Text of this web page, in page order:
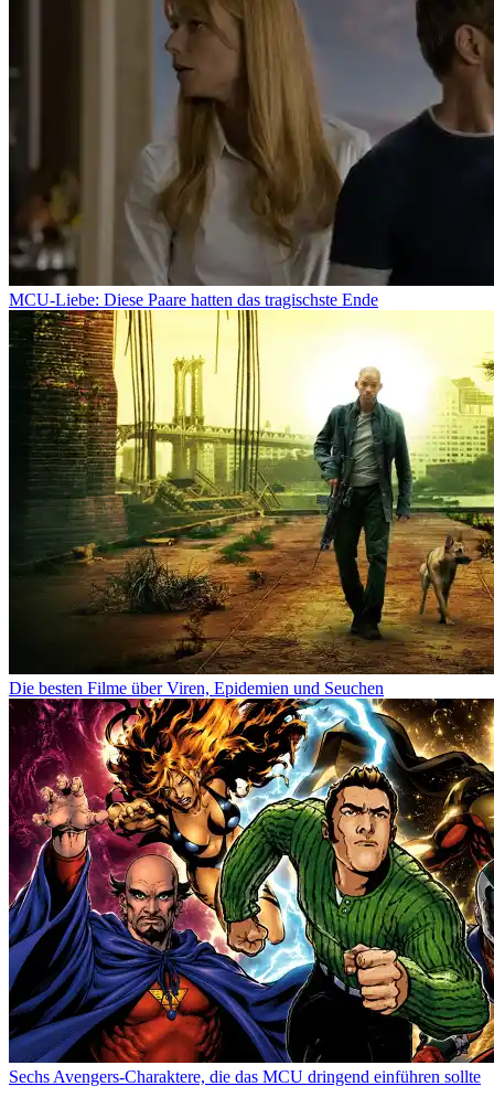
MCU-Liebe: Diese Paare hatten das tragischste Ende
Die besten Filme über Viren, Epidemien und Seuchen
Sechs Avengers-Charaktere, die das MCU dringend einführen sollte